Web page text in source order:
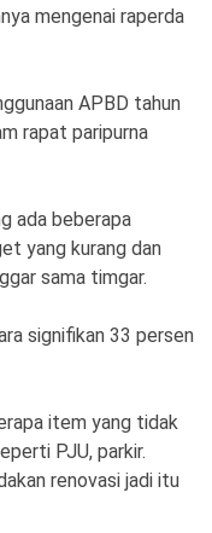
mengenai raperda
APBD tahun
rapat paripurna
ada beberapa
yang kurang dan
sama timgar.
signifikan 33 persen
item yang tidak
PJU, parkir.
renovasi jadi itu